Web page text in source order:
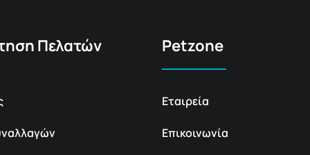
Πελατών Petzone
Εταιρεία
Επικοινωνία